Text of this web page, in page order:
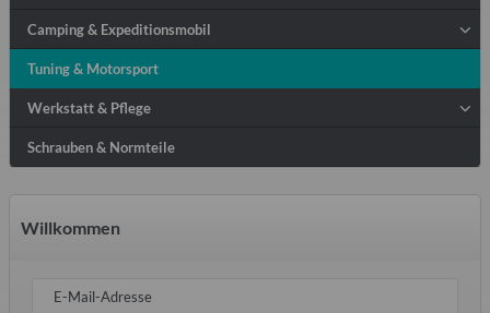
Camping & Expeditionsmobil
Tuning & Motorsport
Werkstatt & Pflege
Schrauben & Normteile
Willkommen
E-Mail-Adresse